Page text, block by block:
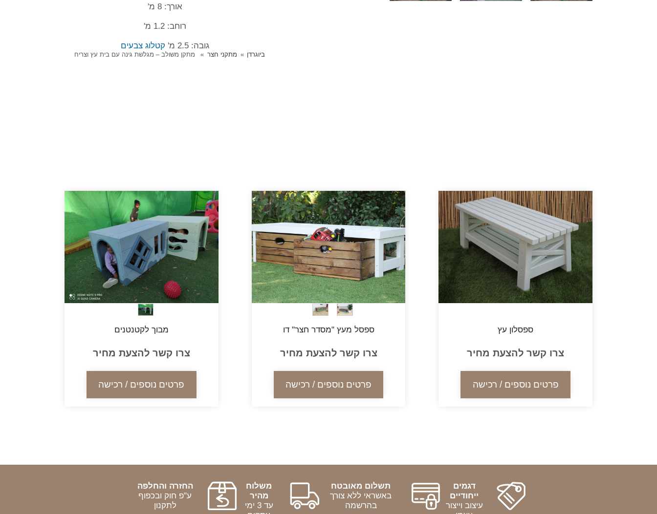
אורך: 8 מ'
רוחב: 1.2 מ'
גובה: 2.5 מ' קטלוג צבעים
ביוגרדן מתקני חצר מתקן משולב – מגלשת גינה עם בית עץ וצריח
ספסלון עץ
צרו קשר להצעת מחיר
פרטים נוספים / רכישה
ספסל מעץ "מסדר חצר" דו
צרו קשר להצעת מחיר
פרטים נוספים / רכישה
מבוך לקטנטנים
צרו קשר להצעת מחיר
פרטים נוספים / רכישה
דגמים
ייחודיים
עיצוב וייצור
תשלום מאובטח
באשראי ללא צורך
בהרשמה
משלוח
מהיר
עד 3 ימי
החזרה והחלפה
ע"פ חוק ובכפוף
לתקנון